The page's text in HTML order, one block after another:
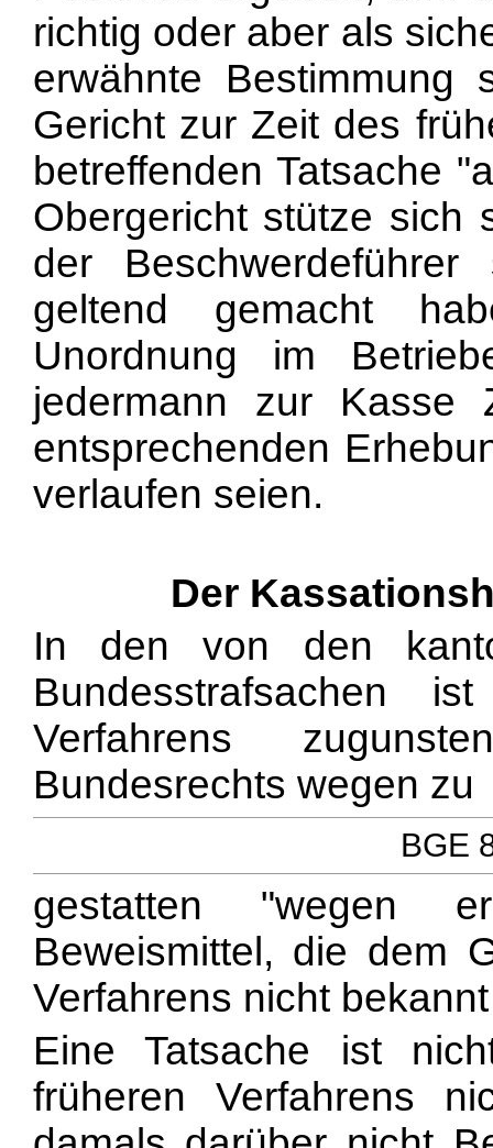
richtig oder aber als
erwähnte
Gericht zur Zeit des
betreffenden Tatsache
Obergericht stütze sich
der
geltend gemacht
Unordnung im
jedermann zur Kasse
entsprechenden
verlaufen seien.
Der
In den von den
Bundesstrafsachen
Verfahrens
Bundesrechts wegen zu
BGE
gestatten "wegen
Beweismittel, die dem
Verfahrens nicht
Eine Tatsache ist
früheren Verfahrens